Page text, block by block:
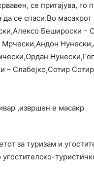
се притајува, го
се спаси.Во масакрот
Бешироски –
Слабејко,Сотир
,извршен е масакр
за туризам и